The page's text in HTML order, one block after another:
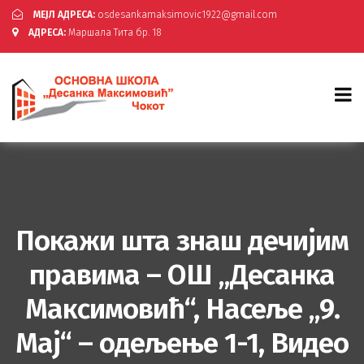
МЕЈЛ АДРЕСА: osdesankamaksimovic1922@gmail.com
АДРЕСА: Маршала Тита бр. 18
Покажи шта знаш дечијим
правима – ОШ „Десанка
Максимовић“, Насеље „9.
Мај“ – одељење 1-1, Видео